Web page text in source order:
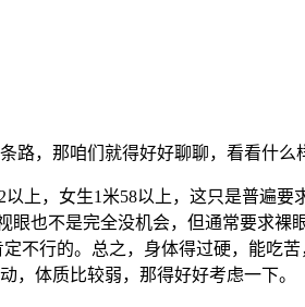
，那咱们就得好好聊聊，看看什么
上，女生1米58以上，这只是普遍要
也不是完全没机会，但通常要求裸
不行的。总之，身体得过硬，能吃
，体质比较弱，那得好好考虑一下。